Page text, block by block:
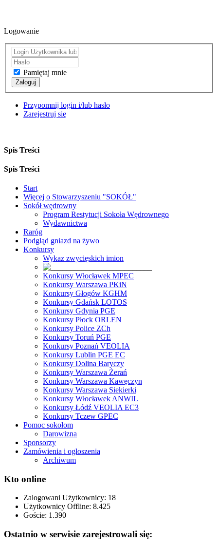
Logowanie
Pamiętaj mnie
Zaloguj
Przypomnij login i/lub hasło
Zarejestruj się
Spis Treści
Spis Treści
Start
Więcej o Stowarzyszeniu "SOKÓŁ"
Sokół wędrowny
Program Restytucji Sokoła Wędrownego
Wydawnictwa
Raróg
Podgląd gniazd na żywo
Konkursy
Wykaz zwycięskich imion
Konkursy Włocławek MPEC
Konkursy Warszawa PKiN
Konkursy Głogów KGHM
Konkursy Gdańsk LOTOS
Konkursy Gdynia PGE
Konkursy Płock ORLEN
Konkursy Police ZCh
Konkursy Toruń PGE
Konkursy Poznań VEOLIA
Konkursy Lublin PGE EC
Konkursy Dolina Baryczy
Konkursy Warszawa Żerań
Konkursy Warszawa Kawęczyn
Konkursy Warszawa Siekierki
Konkursy Włocławek ANWIL
Konkursy Łódź VEOLIA EC3
Konkursy Tczew GPEC
Pomoc sokołom
Darowizna
Sponsorzy
Zamówienia i ogłoszenia
Archiwum
Kto online
Zalogowani Użytkownicy: 18
Użytkownicy Offline: 8.425
Goście: 1.390
Ostatnio w serwisie zarejestrowali się: